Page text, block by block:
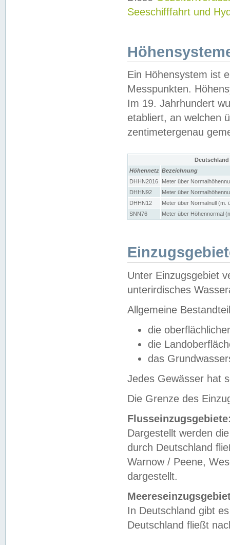
Seeschifffahrt und
Ein Höhensystem ist
Messpunkten.
Im 19. Jahrhundert
etabliert, an welchen
zentimetergenau
Höhennetz Bezeichnung
DHHN2016
Meter über
DHHN92
Meter über
DHHN12
Meter über Normalnull (m.
SNN76
Meter über Höhennormal
Unter Einzugsgebiet
unterirdisches
Allgemeine
die
die
das
Jedes Gewässer hat
Die Grenze des
Dargestellt werden
durch Deutschland
Warnow / Peene,
dargestellt.
In Deutschland gibt
Deutschland fließt